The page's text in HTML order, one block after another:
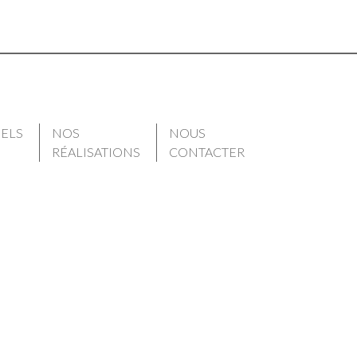
NOS
RÉALISATIONS
NOUS
CONTACTER